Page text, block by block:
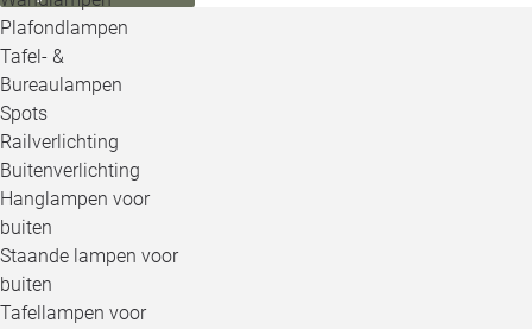
Plafondlampen
Tafel- &
Bureaulampen
Spots
Railverlichting
Buitenverlichting
Hanglampen voor
buiten
Staande lampen voor
buiten
Tafellampen voor